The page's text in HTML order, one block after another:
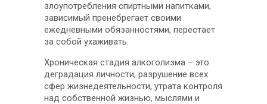
злоупотребления спиртными напитками,
зависимый пренебрегает своими
ежедневными обязанностями, перестает
за собой ухаживать.
Хроническая стадия алкоголизма – это
деградация личности, разрушение всех
сфер жизнедеятельности, утрата контроля
над собственной жизнью, мыслями и